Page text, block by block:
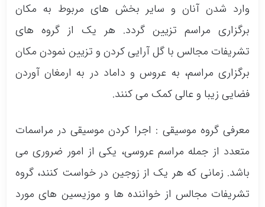
وارد شدن آنان و سایر بخش های مربوط به مکان
برگزاری مراسم تزیین گردد. هر یک از گروه های
تشریفات مجالس با گل آرایی کردن و تزیین نمودن مکان
برگزاری مراسم، به عروس و داماد در به ارمغان آوردن
فضایی زیبا و عالی کمک می کنند.
معرفی گروه موسیقی : اجرا کردن موسیقی در مراسمات
متعدد از جمله مراسم عروسی، یکی از امور ضروری می
باشد. زمانی که هر یک از زوجین در خواست کنند، گروه
تشریفات مجالس از خواننده ها و موزیسین های مورد